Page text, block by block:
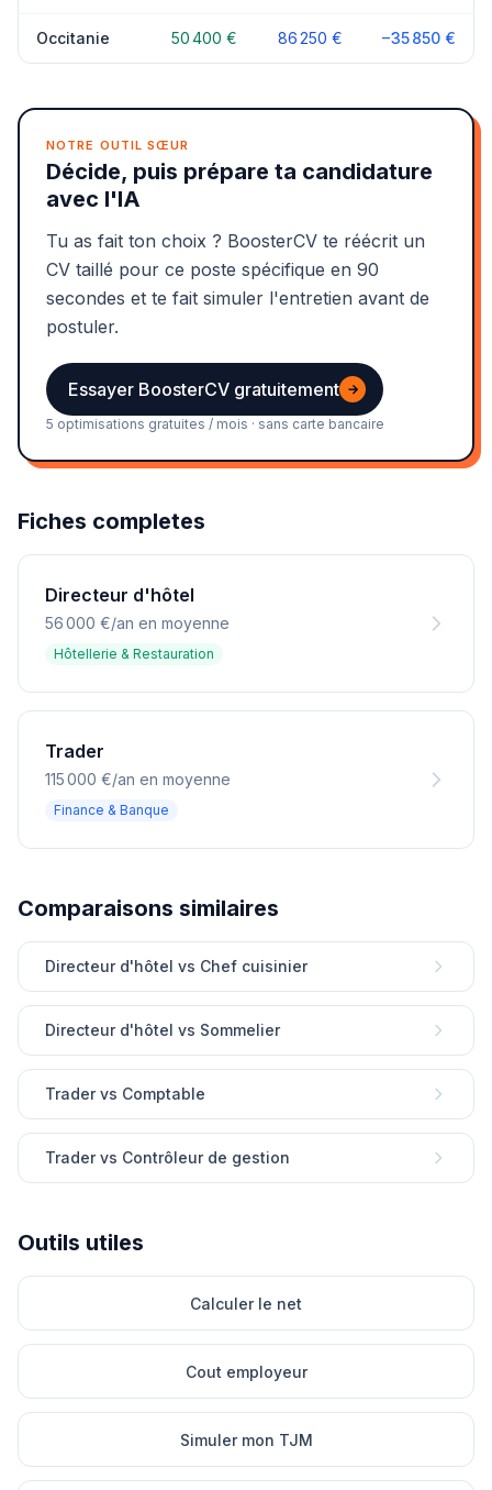
Occitanie 50 400 € 86 250 € −35 850 €
NOTRE OUTIL SŒUR
Décide, puis prépare ta candidature
avec l'IA
Tu as fait ton choix ? BoosterCV te réécrit un
CV taillé pour ce poste spécifique en 90
secondes et te fait simuler l'entretien avant de
postuler.
Essayer BoosterCV gratuitement →
5 optimisations gratuites / mois · sans carte bancaire
Fiches completes
Directeur d'hôtel
56 000 €/an en moyenne
Hôtellerie & Restauration
Trader
115 000 €/an en moyenne
Finance & Banque
Comparaisons similaires
Directeur d'hôtel vs Chef cuisinier
Directeur d'hôtel vs Sommelier
Trader vs Comptable
Trader vs Contrôleur de gestion
Outils utiles
Calculer le net
Cout employeur
Simuler mon TJM